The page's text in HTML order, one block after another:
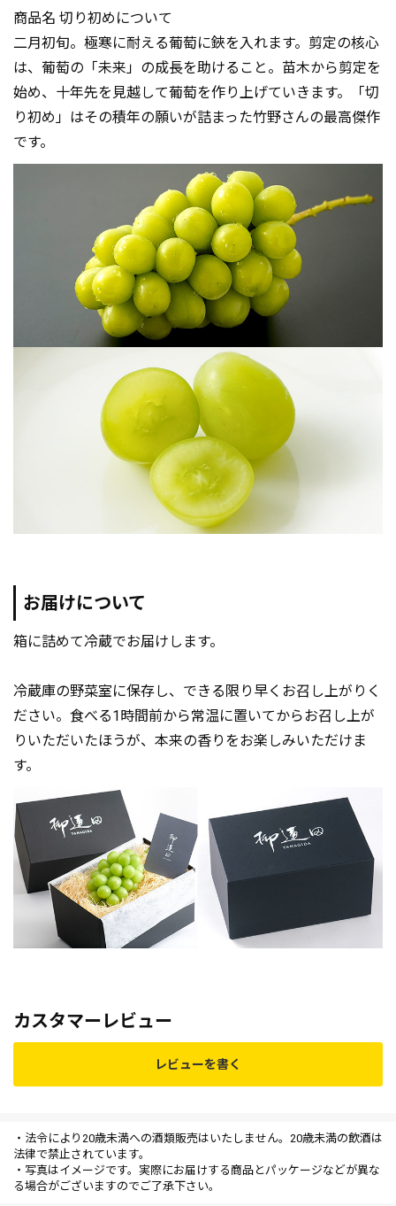
商品名 切り初めについて
二月初旬。極寒に耐える葡萄に鋏を入れます。剪定の核心
は、葡萄の「未来」の成長を助けること。苗木から剪定を
始め、十年先を見越して葡萄を作り上げていきます。「切
り初め」はその積年の願いが詰まった竹野さんの最高傑作
です。
お届けについて
箱に詰めて冷蔵でお届けします。
冷蔵庫の野菜室に保存し、できる限り早くお召し上がりく
ださい。食べる1時間前から常温に置いてからお召し上が
りいただいたほうが、本来の香りをお楽しみいただけま
す。
カスタマーレビュー
レビューを書く
・法令により20歳未満への酒類販売はいたしません。20歳未満の飲酒は
法律で禁止されています。
・写真はイメージです。実際にお届けする商品とパッケージなどが異な
る場合がございますのでご了承下さい。